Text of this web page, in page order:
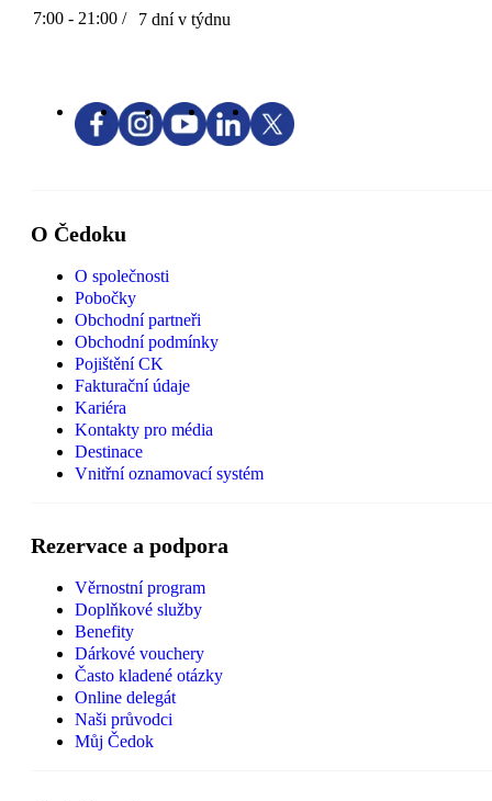
7:00 - 21:00 / 7 dní v týdnu
O Čedoku
O společnosti
Pobočky
Obchodní partneři
Obchodní podmínky
Pojištění CK
Fakturační údaje
Kariéra
Kontakty pro média
Destinace
Vnitřní oznamovací systém
Rezervace a podpora
Věrnostní program
Doplňkové služby
Benefity
Dárkové vouchery
Často kladené otázky
Online delegát
Naši průvodci
Můj Čedok